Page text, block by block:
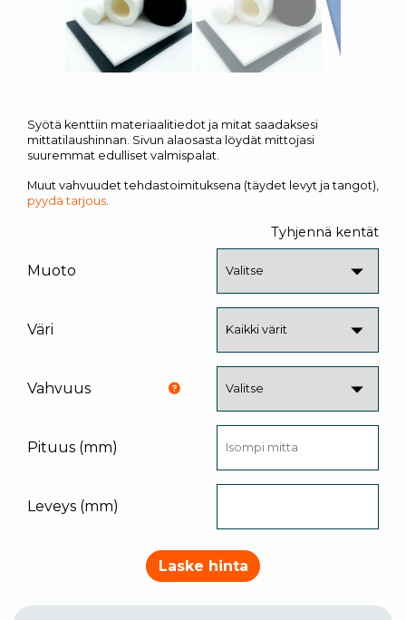
Syötä kenttiin materiaalitiedot ja mitat saadaksesi
mittatilaushinnan. Sivun alaosasta löydät mittojasi
suuremmat edulliset valmispalat.
Muut vahvuudet tehdastoimituksena (täydet levyt ja tangot),
pyydä tarjous
Tyhjennä kentät
Muoto
Väri
Vahvuus
Pituus (mm)
Leveys (mm)
Laske hinta